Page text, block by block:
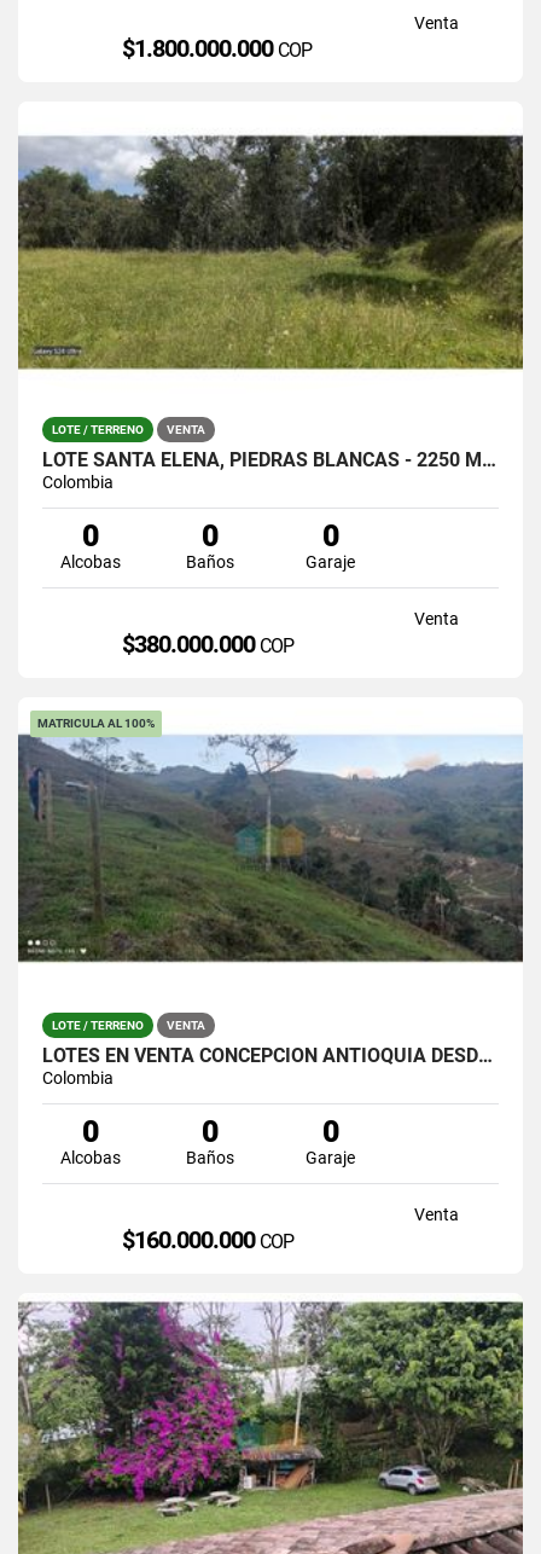
Venta
$1.800.000.000 COP
LOTE / TERRENO VENTA
LOTE SANTA ELENA, PIEDRAS BLANCAS - 2250 MTS / $380.000.0000
Colombia
0
Alcobas
0
Baños
0
Garaje
Venta
$380.000.000 COP
MATRICULA AL 100%
LOTE / TERRENO VENTA
LOTES EN VENTA CONCEPCIÒN ANTIOQUIA DESDE 160 MILLONES
Colombia
0
Alcobas
0
Baños
0
Garaje
Venta
$160.000.000 COP